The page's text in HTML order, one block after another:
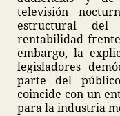
televisión
estructural del
rentabilidad
embargo, la
legisladores
parte del
coincide con un
para la industria